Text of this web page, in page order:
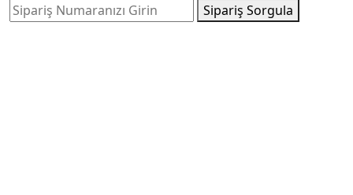
Sipariş Sorgula